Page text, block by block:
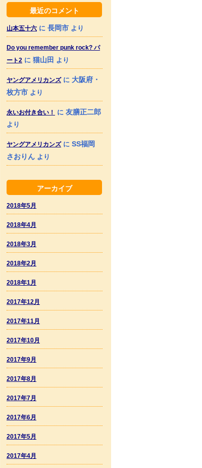
最近のコメント
山本五十六 に 長岡市 より
Do you remember punk rock? パ
ート2 に 猫山田 より
ヤングアメリカンズに 大阪府・
枚方市 より
永いお付き合い！ に 友膳正二郎
より
ヤングアメリカンズに SS福岡
さおりん より
アーカイブ
2018年5月
2018年4月
2018年3月
2018年2月
2018年1月
2017年12月
2017年11月
2017年10月
2017年9月
2017年8月
2017年7月
2017年6月
2017年5月
2017年4月